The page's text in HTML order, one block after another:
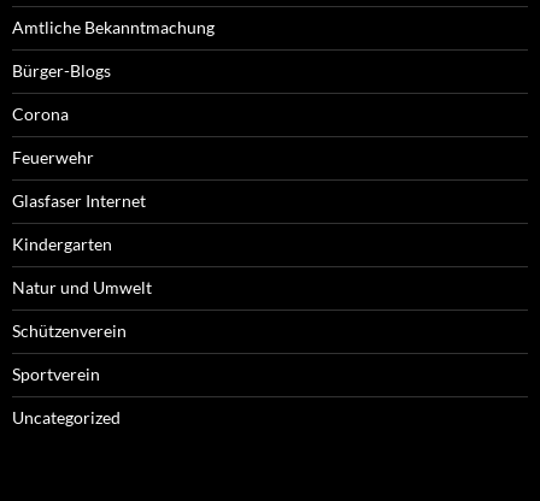
Amtliche Bekanntmachung
Bürger-Blogs
Corona
Feuerwehr
Glasfaser Internet
Kindergarten
Natur und Umwelt
Schützenverein
Sportverein
Uncategorized